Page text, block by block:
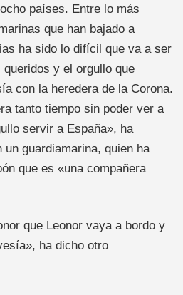
países. Entre lo más
que han bajado a
ha sido lo difícil que va a ser
y el orgullo que
con la heredera de la Corona.
tanto tiempo sin poder ver a
servir a España», ha
guardiamarina, quien ha
que es «una compañera
que Leonor vaya a bordo y
ha dicho otro